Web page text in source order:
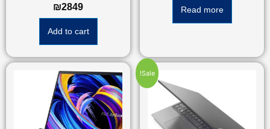
Read more
₪2849
Add to cart
Sale!